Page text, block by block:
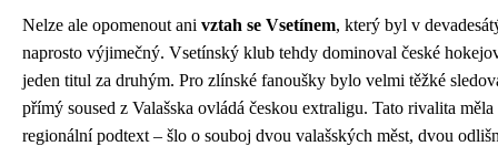
Nelze ale opomenout ani vztah se Vsetínem, který byl v
naprosto výjimečný. Vsetínský klub tehdy dominoval české
jeden titul za druhým. Pro zlínské fanoušky bylo velmi těžké
přímý soused z Valašska ovládá českou extraligu. Tato rivalita
regionální podtext – šlo o souboj dvou valašských měst, dvou